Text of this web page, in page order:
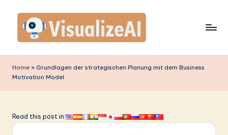
content
is
u
li
Home » Grundlagen der strategischen Planung mit dem Business
Motivation Model
Read this post in: